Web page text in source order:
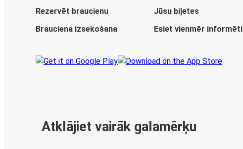
Rezervēt braucienu
Jūsu biļetes
Brauciena izsekošana
Esiet vienmēr informēti
Atklājiet vairāk galamērķu